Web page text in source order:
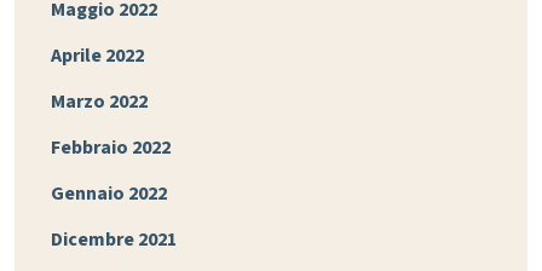
Maggio 2022
Aprile 2022
Marzo 2022
Febbraio 2022
Gennaio 2022
Dicembre 2021